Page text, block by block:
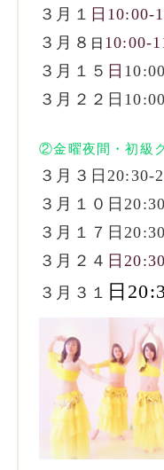
３月１ 日10:00-
３月８ 日 10:00-
３月１５ 日
３月２２日
②金曜夜間・初級
３月３日20:30-
３月１０ 日
３月１７ 日
３月２４ 日
３月３１ 日